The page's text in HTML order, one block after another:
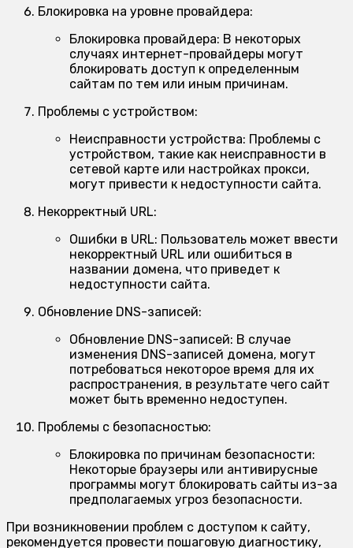
Блокировка на уровне провайдера:
Блокировка провайдера: В некоторых
случаях интернет-провайдеры могут
блокировать доступ к определенным
сайтам по тем или иным причинам.
Проблемы с устройством:
Неисправности устройства: Проблемы с
устройством, такие как неисправности в
сетевой карте или настройках прокси,
могут привести к недоступности сайта.
Некорректный URL:
Ошибки в URL: Пользователь может ввести
некорректный URL или ошибиться в
названии домена, что приведет к
недоступности сайта.
Обновление DNS-записей:
Обновление DNS-записей: В случае
изменения DNS-записей домена, могут
потребоваться некоторое время для их
распространения, в результате чего сайт
может быть временно недоступен.
Проблемы с безопасностью:
Блокировка по причинам безопасности:
Некоторые браузеры или антивирусные
программы могут блокировать сайты из-за
предполагаемых угроз безопасности.
При возникновении проблем с доступом к сайту,
рекомендуется провести пошаговую диагностику,